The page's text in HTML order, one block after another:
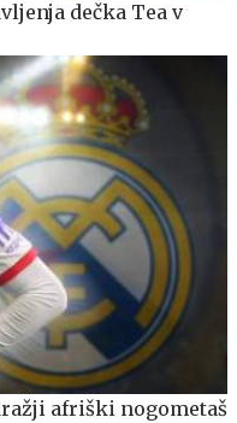
dečka Tea v
afriški nogometaš